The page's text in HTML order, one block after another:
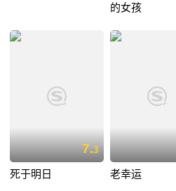
的女孩
7.3
死于明日 老幸运